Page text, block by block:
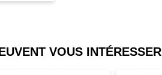
VOUS INTÉRESSER